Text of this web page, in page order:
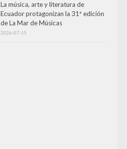
La música, arte y literatura de
Ecuador protagonizan la 31ª edición
de La Mar de Músicas
2026-07-15